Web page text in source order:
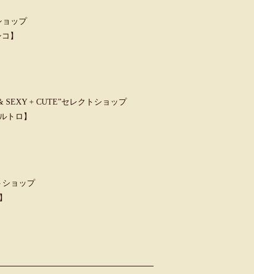
ョップ
】
+ CUTE”セレクトショップ
トロ】
ショップ